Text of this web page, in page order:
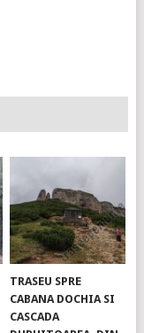
TRASEU SPRE
CABANA DOCHIA SI
CASCADA